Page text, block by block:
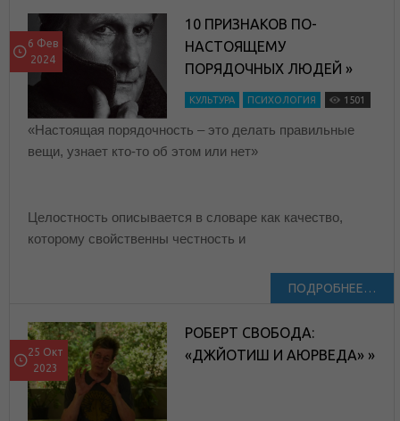
6 Фев
2024
10 ПРИЗНАКОВ ПО-
НАСТОЯЩЕМУ
ПОРЯДОЧНЫХ ЛЮДЕЙ »
КУЛЬТУРА ПСИХОЛОГИЯ 1501
«Настоящая порядочность – это делать правильные
вещи, узнает кто-то об этом или нет»
Целостность описывается в словаре как качество,
которому свойственны честность и
ПОДРОБНЕЕ…
25 Окт
2023
РОБЕРТ СВОБОДА:
«ДЖЙОТИШ И АЮРВЕДА» »